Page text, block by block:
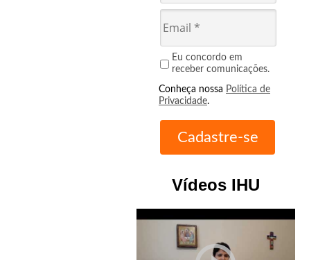
Eu concordo em
receber comunicações.
Conheça nossa Política de
Privacidade.
Vídeos IHU